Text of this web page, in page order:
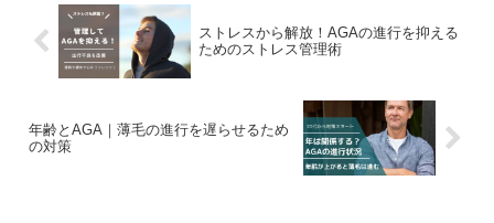
ストレスから解放！AGAの進行を抑える
ためのストレス管理術
年齢とAGA｜薄毛の進行を遅らせるため
の対策